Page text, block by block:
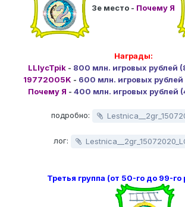
3е место - Почему Я
Награды:
LLIycTpik - 800 млн. игровых
19772005K - 600 млн. игровых
Почему Я - 400 млн. игровых
подробно:
лог:
Третья группа (от 50-го до 99-го